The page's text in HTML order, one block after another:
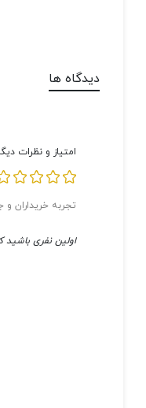
دیدگاه ها
امتیاز و نظرات
تجربه خریداران و
اولین نفری